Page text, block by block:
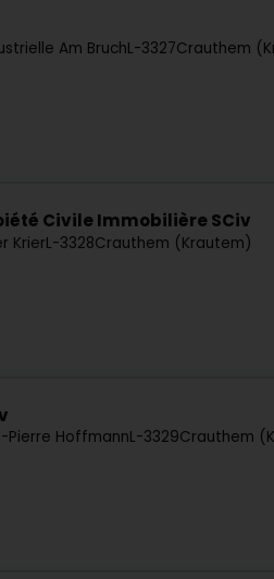
Am BruchL-3327Crauthem
Civile Immobilière SCiv
KrierL-3328Crauthem (Krautem)
Pierre HoffmannL-3329Crauthem